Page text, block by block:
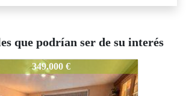
que podrían ser de su interés
590.000 €